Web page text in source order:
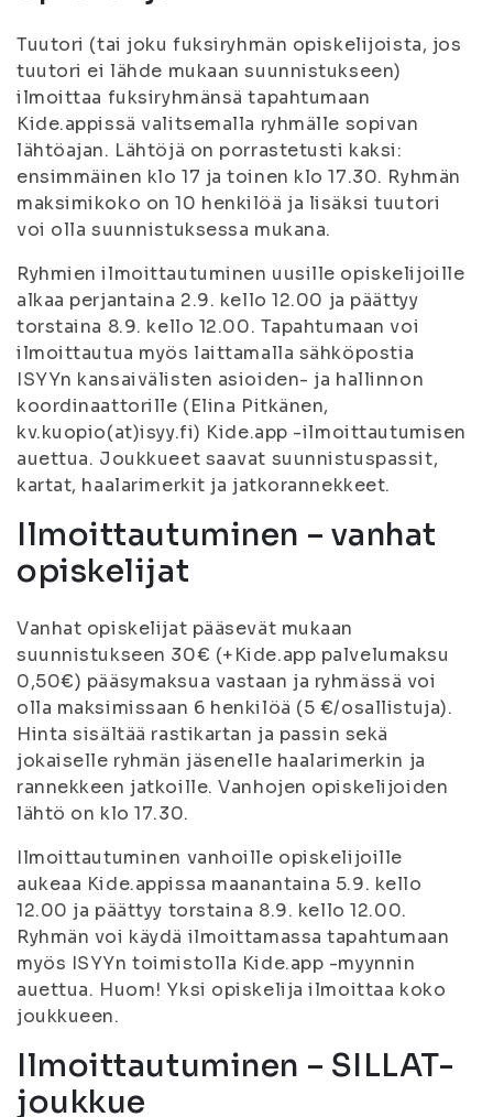
Tuutori (tai joku fuksiryhmän opiskelijoista, jos
tuutori ei lähde mukaan suunnistukseen)
ilmoittaa fuksiryhmänsä tapahtumaan
Kide.appissä valitsemalla ryhmälle sopivan
lähtöajan. Lähtöjä on porrastetusti kaksi:
ensimmäinen klo 17 ja toinen klo 17.30. Ryhmän
maksimikoko on 10 henkilöä ja lisäksi tuutori
voi olla suunnistuksessa mukana.
Ryhmien ilmoittautuminen uusille opiskelijoille
alkaa perjantaina 2.9. kello 12.00 ja päättyy
torstaina 8.9. kello 12.00. Tapahtumaan voi
ilmoittautua myös laittamalla sähköpostia
ISYYn kansaivälisten asioiden- ja hallinnon
koordinaattorille (Elina Pitkänen,
kv.kuopio(at)isyy.fi) Kide.app -ilmoittautumisen
auettua. Joukkueet saavat suunnistuspassit,
kartat, haalarimerkit ja jatkorannekkeet.
Ilmoittautuminen – vanhat
opiskelijat
Vanhat opiskelijat pääsevät mukaan
suunnistukseen 30€ (+Kide.app palvelumaksu
0,50€) pääsymaksua vastaan ja ryhmässä voi
olla maksimissaan 6 henkilöä (5 €/osallistuja).
Hinta sisältää rastikartan ja passin sekä
jokaiselle ryhmän jäsenelle haalarimerkin ja
rannekkeen jatkoille. Vanhojen opiskelijoiden
lähtö on klo 17.30.
Ilmoittautuminen vanhoille opiskelijoille
aukeaa Kide.appissa maanantaina 5.9. kello
12.00 ja päättyy torstaina 8.9. kello 12.00.
Ryhmän voi käydä ilmoittamassa tapahtumaan
myös ISYYn toimistolla Kide.app -myynnin
auettua. Huom! Yksi opiskelija ilmoittaa koko
joukkueen.
Ilmoittautuminen – SILLAT-
joukkue